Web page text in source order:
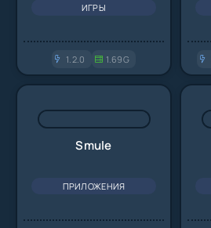
ИГРЫ
1.2.0 1.69G
Smule
ПРИЛОЖЕНИЯ